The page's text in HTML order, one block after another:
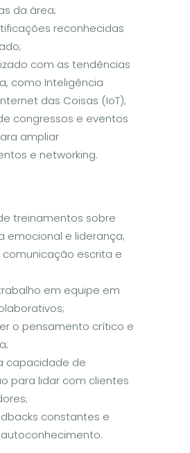
da área;
reconhecidas
com as tendências
como Inteligência
das Coisas (IoT);
congressos e eventos
ampliar
e networking.
treinamentos sobre
emocional e liderança;
comunicação escrita e
em equipe em
o pensamento crítico e
capacidade de
para lidar com clientes
constantes e